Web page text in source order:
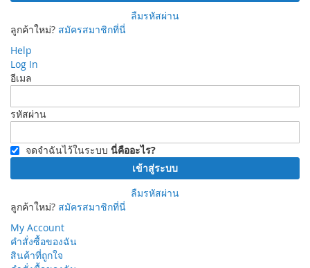
ลืมรหัสผ่าน
ลูกค้าใหม่? สมัครสมาชิกที่นี่
Help
Log In
อีเมล
รหัสผ่าน
จดจำฉันไว้ในระบบ นี่คืออะไร?
เข้าสู่ระบบ
ลืมรหัสผ่าน
ลูกค้าใหม่? สมัครสมาชิกที่นี่
My Account
คำสั่งซื้อของฉัน
สินค้าที่ถูกใจ